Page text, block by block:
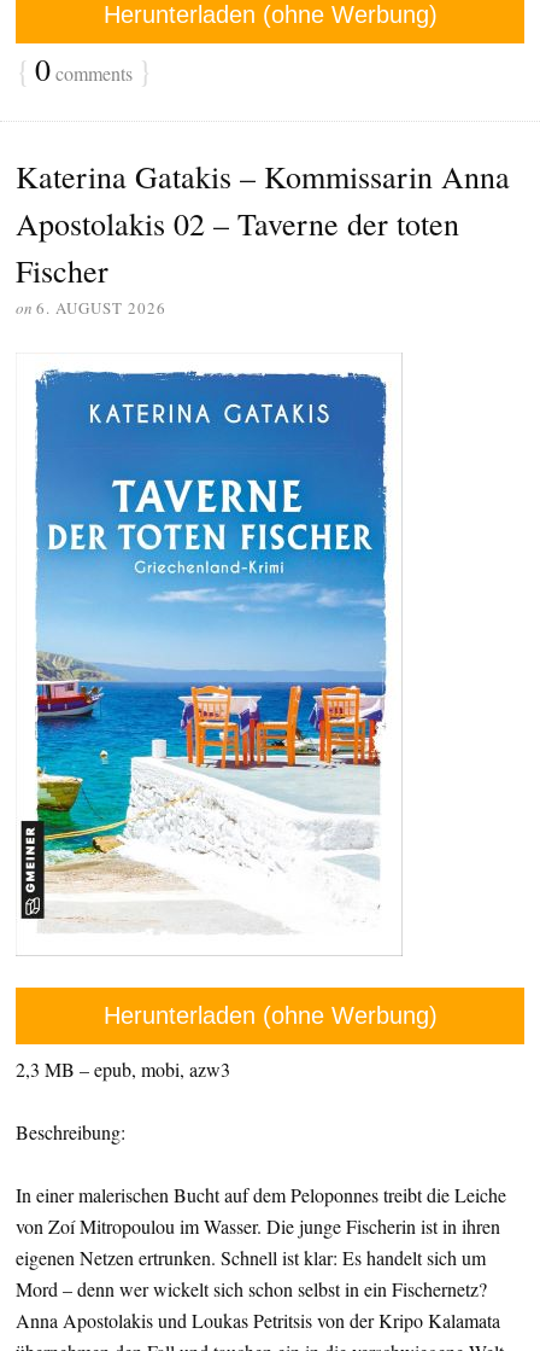
Herunterladen (ohne Werbung)
{ 0comments }
Katerina Gatakis – Kommissarin Anna
Apostolakis 02 – Taverne der toten
Fischer
on 6. AUGUST 2026
Herunterladen (ohne Werbung)
2,3 MB – epub, mobi, azw3
Beschreibung:
In einer malerischen Bucht auf dem Peloponnes treibt die Leiche
von Zoí Mitropoulou im Wasser. Die junge Fischerin ist in ihren
eigenen Netzen ertrunken. Schnell ist klar: Es handelt sich um
Mord – denn wer wickelt sich schon selbst in ein Fischernetz?
Anna Apostolakis und Loukas Petritsis von der Kripo Kalamata